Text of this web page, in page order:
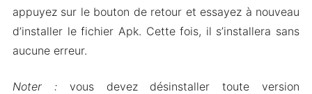
appuyez sur le bouton de retour et essayez à nouveau
d’installer le fichier Apk. Cette fois, il s’installera sans
aucune erreur.
Noter :vous devez désinstaller toute version